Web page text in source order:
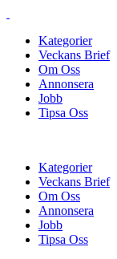
Kategorier
Veckans Brief
Om Oss
Annonsera
Jobb
Tipsa Oss
Kategorier
Veckans Brief
Om Oss
Annonsera
Jobb
Tipsa Oss